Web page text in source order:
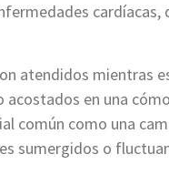
atendidos mientras
acostados en una
común como una
sumergidos o